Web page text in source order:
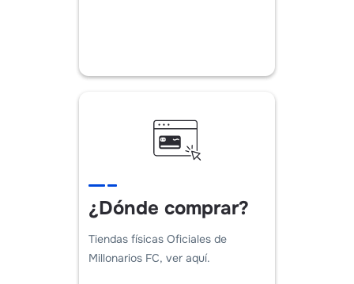
¿Dónde comprar?
Tiendas físicas Oficiales de
Millonarios FC, ver aquí.